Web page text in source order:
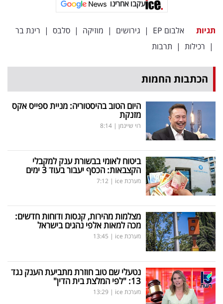
עקבו אחרינו
תגיות אלבום EP | גירושים | מוזיקה | סלבס | רינת בר
| רכילות | תרבות
הכתבות החמות
היום הטוב בהיסטוריה: מניית ספייס אקס
מזנקת
רוי שיינמן |
8:14
ביטוח לאומי בבשורת ענק למקבלי
הקצבאות: הכסף יעבור בעוד 3 ימים
מערכת ice |
7:12
מצלמות מהירות, קנסות ודוחות חדשים:
מכה למאות אלפי נהגים בישראל
מערכת ice |
13:45
נטעלי שם טוב חוזרת מתביעת הענק נגד
13: "לפי המלצת בית הדין"
מערכת ice |
13:29